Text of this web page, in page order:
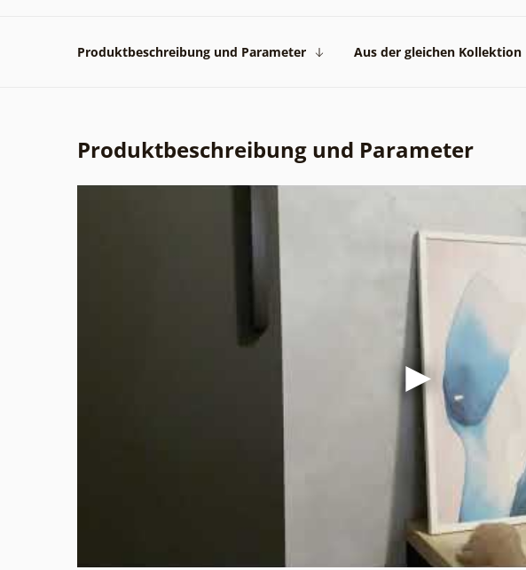
Produktbeschreibung und Parameter Aus der gleichen Kollektion
Produktbeschreibung und Parameter